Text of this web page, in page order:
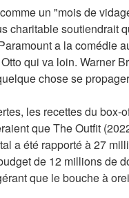
un "mois de
charitable soutiendrait
a la comédie
qui va loin. Warner
chose se
les recettes du
que The Outfit
a été rapporté à 27
de 12 millions de
que le bouche à